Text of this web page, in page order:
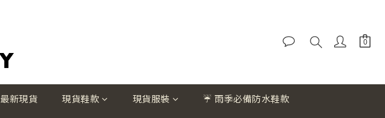
最新現貨 現貨鞋款 現貨服裝 ☔ 雨季必備防水鞋款